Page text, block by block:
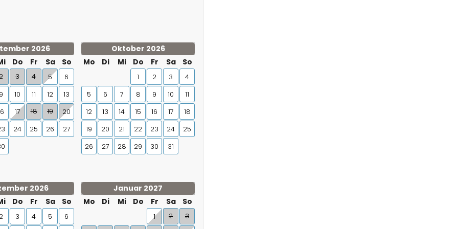
2026
Do Fr Sa So
3 4 5
6
10 11 12
13
17 18 19
20
24 25 26
27
Oktober 2026
Mo
Di Mi Do Fr Sa So
1 2 3
4
5
6 7 8 9 10
11
12
13 14 15 16 17
18
19
20 21 22 23 24
25
26
27 28 29 30 31
2026
Do Fr Sa So
3 4 5 6
Januar 2027
Mo
Di Mi Do Fr Sa So
1 2 3